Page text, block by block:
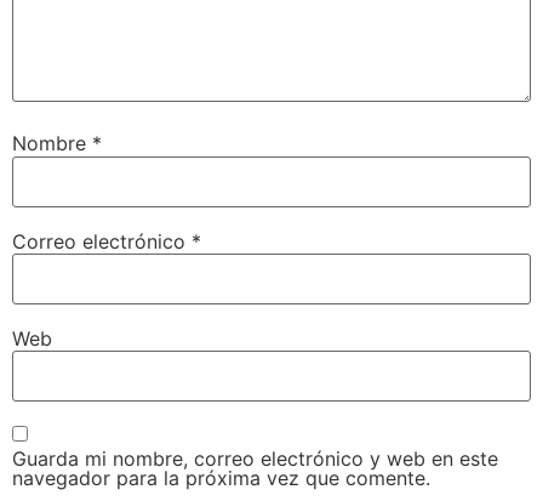
Nombre *
Correo electrónico *
Web
Guarda mi nombre, correo electrónico y web en este
navegador para la próxima vez que comente.